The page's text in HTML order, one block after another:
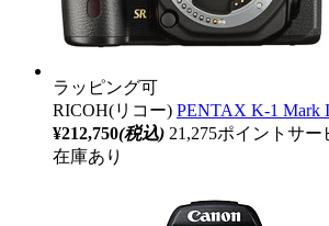
ラッピング可
RICOH(リコー) PENTAX K-1 Mark
¥212,750(税込) 21,275ポイントサー
在庫あり